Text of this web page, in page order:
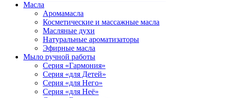
Масла
Аромамасла
Косметические и массажные масла
Масляные духи
Натуральные ароматизаторы
Эфирные масла
Мыло ручной работы
Серия «Гармония»
Серия «для Детей»
Серия «для Него»
Серия «для Неё»